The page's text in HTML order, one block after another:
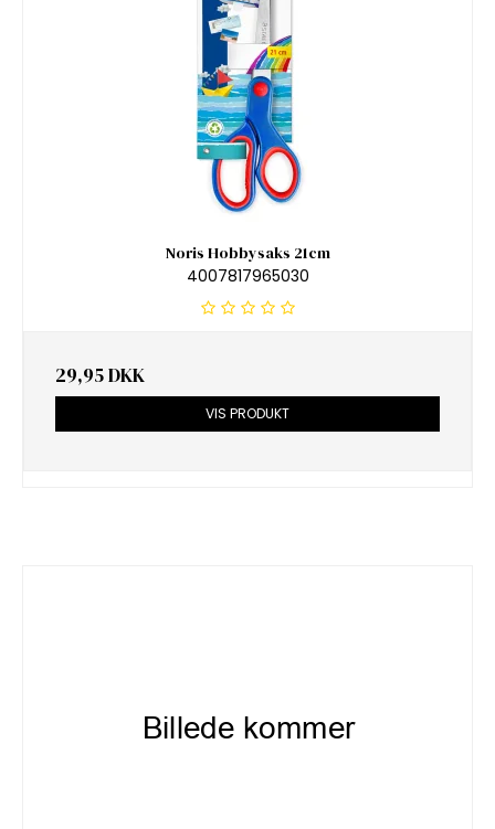
Noris Hobbysaks 21cm
4007817965030
29,95 DKK
VIS PRODUKT